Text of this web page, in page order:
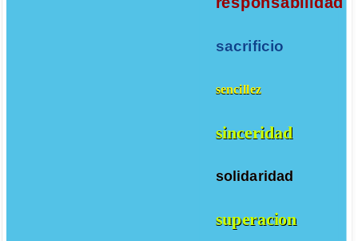
sacrificio
sencillez
sinceridad
solidaridad
superacion